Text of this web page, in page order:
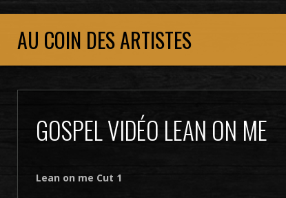
AU COIN DES ARTISTES
GOSPEL VIDÉO LEAN ON ME
Lean on me Cut 1